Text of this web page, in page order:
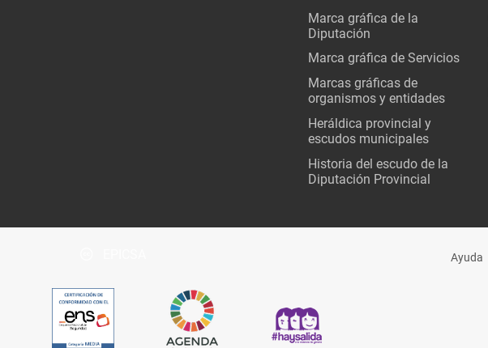
Marca gráfica de la
Diputación
Marca gráfica de Servicios
Marcas gráficas de
organismos y entidades
Heráldica provincial y
escudos municipales
Historia del escudo de la
Diputación Provincial
Ayuda